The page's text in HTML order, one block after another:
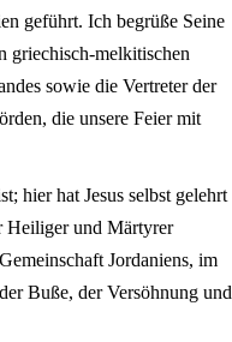
geführt. Ich begrüße Seine
griechisch-melkitischen
sowie die Vertreter der
die unsere Feier mit
hier hat Jesus selbst gelehrt
Heiliger und Märtyrer
Jordaniens, im
Buße, der Versöhnung und